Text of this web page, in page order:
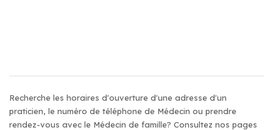
Recherche les horaires d'ouverture d'une adresse d'un
praticien, le numéro de téléphone de Médecin ou prendre
rendez-vous avec le Médecin de famille? Consultez nos pages